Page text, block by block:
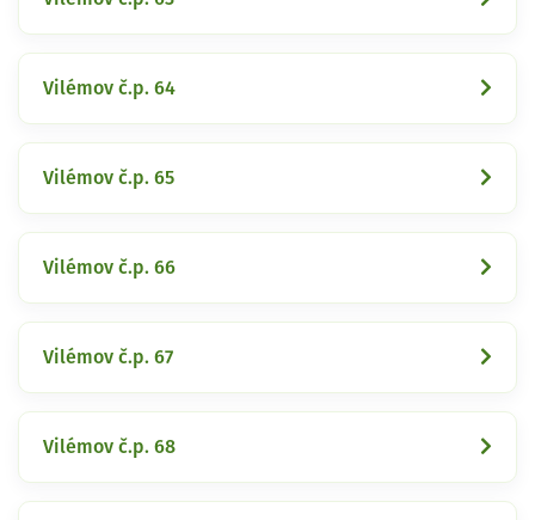
Vilémov č.p. 64
Vilémov č.p. 65
Vilémov č.p. 66
Vilémov č.p. 67
Vilémov č.p. 68